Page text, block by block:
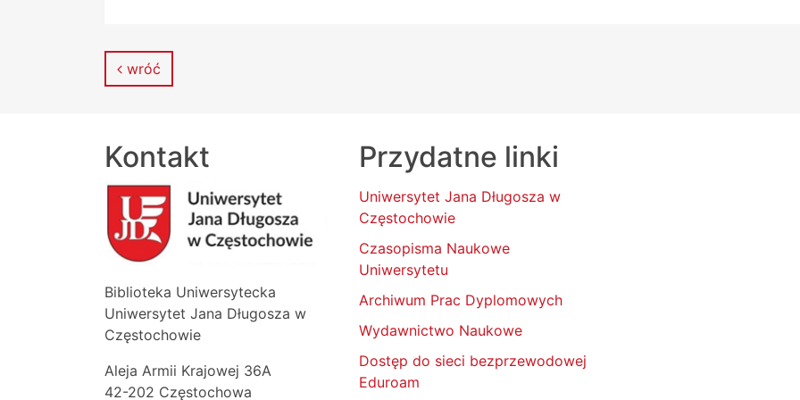
wróć
Kontakt
Biblioteka Uniwersytecka
Uniwersytet Jana Długosza w
Częstochowie
Aleja Armii Krajowej 36A
42-202 Częstochowa
Przydatne linki
Uniwersytet Jana Długosza w
Częstochowie
Czasopisma Naukowe
Uniwersytetu
Archiwum Prac Dyplomowych
Wydawnictwo Naukowe
Dostęp do sieci bezprzewodowej
Eduroam